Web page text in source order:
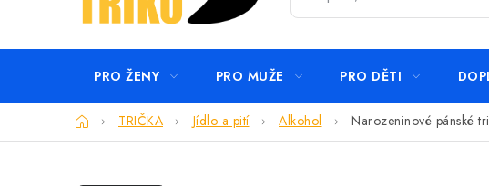
PRO ŽENY PRO MUŽE PRO DĚTI
DomůTRIČKA Jídlo a pití Alkohol Narozeninové pánské